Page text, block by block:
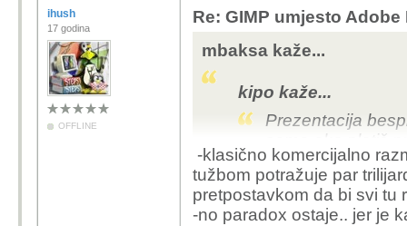
GIMP je
dana, te će
trenutnom stanju)
GIMP je FOSS, a
smo težili FOSS
opravdano
GIMP je nativno
GIMP je velik
GIMP zauzima
ihush
17 godina
OFFLINE
Re: GIMP umjesto
mbaksa kaže...
kipo kaže...
Prezentacija
samo ako platiš
Ovo je dio teme broja
paywalla, kao i sve
-klasično komercijalno
tužbom potražuje par
pretpostavkom da bi svi tu
-no paradox ostaje.. jer je